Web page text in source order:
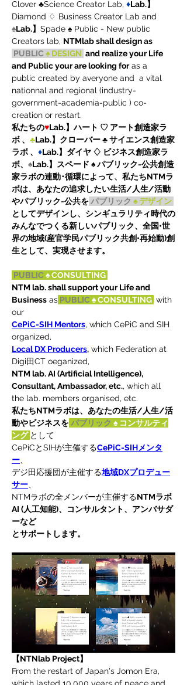
Clover ♣Science Creator Lab, ♦Lab.】
Diamond ♢ Business Creator Lab and
♠Lab.】 Spade ♠ Public - New public
Creators lab, NTMlab shall design as
PUBLIC ♠ DESIGN and realize your Life
and Public your are looking for as a
public created by averyone and  a vital
nationnal and regional (industry-
government-academia-public ) co-
creation or restart.
私たちの♥Lab.】ハート ♡ アート創造家ラ
ボ 、 ♣Lab.】クローバー ♣ サイエンス創造家
ラボ 、 ♦Lab.】ダイヤ ♢ ビジネス創造家ラ
ボ、 ♠Lab.】スペード ♠ パブリック-公共創造
家ラボの連動･循環によって、私たちNTMラ
ボは、あなたの追求したい生活/人生/活動
やパブリック-公共をパブリック ♠ デザイン
としてデザインし、シンギュラリティ時代の
みんなでつくる新しいパブリック、全国•世
界の地域(産官学民パブリック共創•再始動)創
生として、実現させます。
PUBLIC ♠ CONSULTING
NTM lab. shall support your Life and
Business as PUBLIC ♠ CONSULTING with
our
CePiC-SIH Mentors, which CePiC and SIH
organized,
Local DX Producers, which Federation at
Digi田CT oeganized,
NTM lab. AI (Artificial Intelligence),
Consultant, Ambassador, etc., which all
the lab. members organised, etc.
私たちNTMラボは、あなたの生活/人生/活
動やビジネスをパブリック ♠ コンサルティ
ング として
CePiCとSIHが主催するCePiC-SIHメンタ
ー
デジ田応援団が主催する地域DXプロデュー
サー
NTMラボの全メンバーが主催するNTMラボ
AI (人工知能)、コンサルタント、アンバサダ
ーなど
とサポートします。
【NTNlab Project】
From the restart of Japan's Jomon Era,